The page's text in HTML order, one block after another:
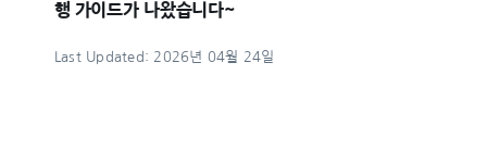
행 가이드가 나왔습니다~
Last Updated: 2026년 04월 24일